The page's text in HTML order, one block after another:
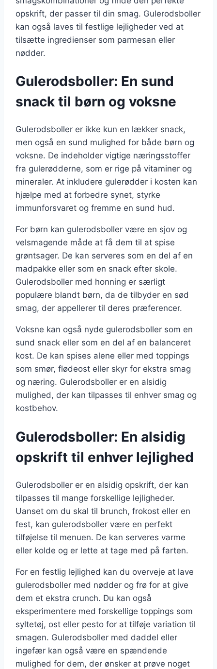
opskrift, der passer til din smag. Gulerodsboller
kan også laves til festlige lejligheder ved at
tilsætte ingredienser som parmesan eller
nødder.
Gulerodsboller: En sund
snack til børn og voksne
Gulerodsboller er ikke kun en lækker snack,
men også en sund mulighed for både børn og
voksne. De indeholder vigtige næringsstoffer
fra gulerødderne, som er rige på vitaminer og
mineraler. At inkludere gulerødder i kosten kan
hjælpe med at forbedre synet, styrke
immunforsvaret og fremme en sund hud.
For børn kan gulerodsboller være en sjov og
velsmagende måde at få dem til at spise
grøntsager. De kan serveres som en del af en
madpakke eller som en snack efter skole.
Gulerodsboller med honning er særligt
populære blandt børn, da de tilbyder en sød
smag, der appellerer til deres præferencer.
Voksne kan også nyde gulerodsboller som en
sund snack eller som en del af en balanceret
kost. De kan spises alene eller med toppings
som smør, flødeost eller skyr for ekstra smag
og næring. Gulerodsboller er en alsidig
mulighed, der kan tilpasses til enhver smag og
kostbehov.
Gulerodsboller: En alsidig
opskrift til enhver lejlighed
Gulerodsboller er en alsidig opskrift, der kan
tilpasses til mange forskellige lejligheder.
Uanset om du skal til brunch, frokost eller en
fest, kan gulerodsboller være en perfekt
tilføjelse til menuen. De kan serveres varme
eller kolde og er lette at tage med på farten.
For en festlig lejlighed kan du overveje at lave
gulerodsboller med nødder og frø for at give
dem et ekstra crunch. Du kan også
eksperimentere med forskellige toppings som
syltetøj, ost eller pesto for at tilføje variation til
smagen. Gulerodsboller med daddel eller
ingefær kan også være en spændende
mulighed for dem, der ønsker at prøve noget